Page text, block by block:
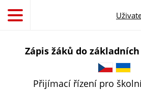
Zápis žáků do
Přijímací řízení pro